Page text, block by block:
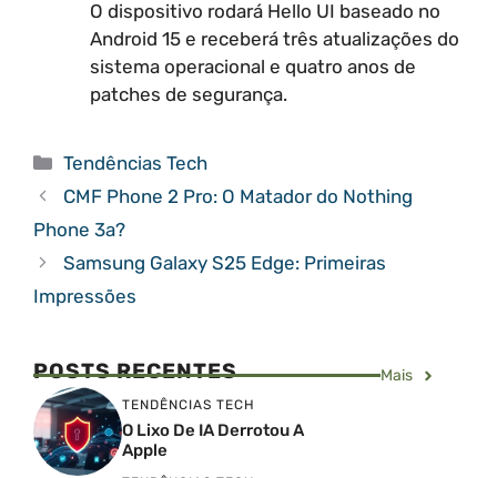
O dispositivo rodará Hello UI baseado no
Android 15 e receberá três atualizações do
sistema operacional e quatro anos de
patches de segurança.
Categorias
Tendências Tech
CMF Phone 2 Pro: O Matador do Nothing
Phone 3a?
Samsung Galaxy S25 Edge: Primeiras
Impressões
POSTS RECENTES Mais
TENDÊNCIAS TECH
O Lixo De IA Derrotou A
Apple